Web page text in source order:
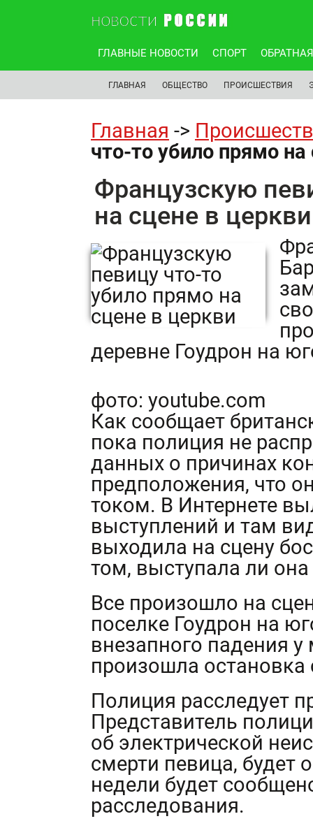
ГЛАВНЫЕ НОВОСТИ СПОРТ
ГЛАВНАЯ ОБЩЕСТВО ПРОИСШЕСТВИЯ
Главная ->
что-то убило прямо
Французскую
на сцене в церкви
деревне Гоудрон на
фото: youtube.com
Как сообщает
пока полиция не
данных о причинах
предположения, что
током. В Интернете
выступлений и там
выходила на сцену
том, выступала ли она
Все произошло на
поселке Гоудрон на
внезапного падения
произошла остановка
Полиция расследует
Представитель
об электрической
смерти певица, будет
недели будет
расследования.